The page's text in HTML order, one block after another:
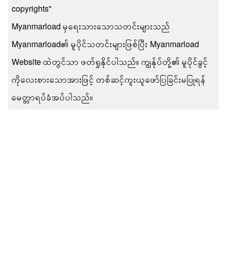
copyrights"
Myanmarload မှရေးသားသောသတင်းများသည်
Myanmarload၏ မူပိုင်သတင်းများဖြစ်ပြီး Myanmarload
Website ထဲတွင်သာ ဖတ်ရှုနိုင်ပါသည်။ ကျွန်ုပ်တို့၏ မူပိုင်ခွင့်
ကိုလေးစားသောအားဖြင့် တစ်ဆင့်ကူးယူဖော်ပြခြင်းမပြုရန်
မေတ္တာရပ်ခံအပ်ပါသည်။